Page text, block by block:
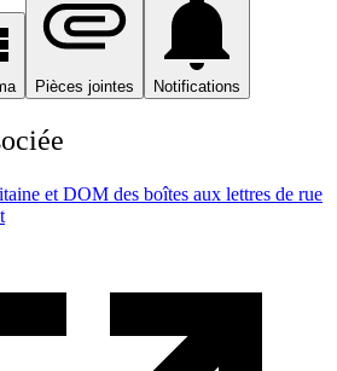
Pièces jointes Notifications
et DOM des boîtes aux lettres de rue